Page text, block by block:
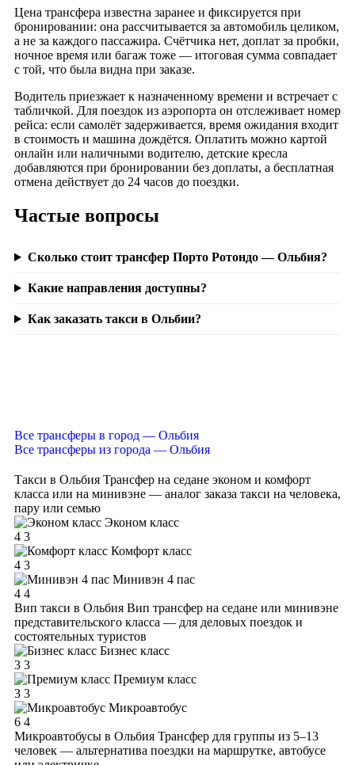
Цена трансфера известна заранее и фиксируется при
бронировании: она рассчитывается за автомобиль целиком,
а не за каждого пассажира. Счётчика нет, доплат за пробки,
ночное время или багаж тоже — итоговая сумма совпадает
с той, что была видна при заказе.
Водитель приезжает к назначенному времени и встречает с
табличкой. Для поездок из аэропорта он отслеживает номер
рейса: если самолёт задерживается, время ожидания входит
в стоимость и машина дождётся. Оплатить можно картой
онлайн или наличными водителю, детские кресла
добавляются при бронировании без доплаты, а бесплатная
отмена действует до 24 часов до поездки.
Частые вопросы
Сколько стоит трансфер Порто Ротондо — Ольбия?
Какие направления доступны?
Как заказать такси в Ольбии?
Все трансферы в город — Ольбия
Все трансферы из города — Ольбия
Такси в Ольбия Трансфер на седане эконом и комфорт
класса или на минивэне — аналог заказа такси на человека,
пару или семью
Эконом класс
4 3
Комфорт класс
4 3
Минивэн 4 пас
4 4
Вип такси в Ольбия Вип трансфер на седане или минивэне
представительского класса — для деловых поездок и
состоятельных туристов
Бизнес класс
3 3
Премиум класс
3 3
Микроавтобус
6 4
Микроавтобусы в Ольбия Трансфер для группы из 5–13
человек — альтернатива поездки на маршрутке, автобусе